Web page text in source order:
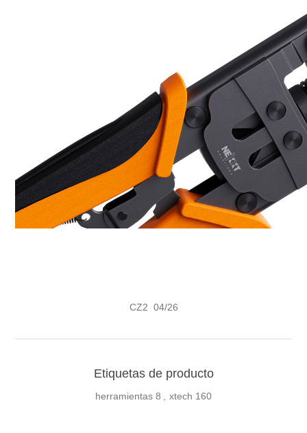
CZ2 04/26
Etiquetas de producto
herramientas 8 , xtech 160